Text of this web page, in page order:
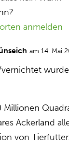
anmelden
am 14. Mai
Millionen
Ackerland
von